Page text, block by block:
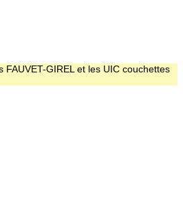
GIREL et les UIC couchettes